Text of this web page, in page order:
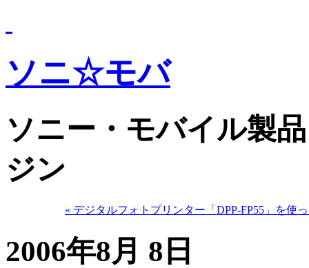
ソニ☆モバ
ソニー・モバイル製
ジン
« デジタルフォトプリンター「DPP-FP55」を使
2006年8月 8日